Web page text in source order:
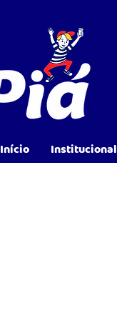
Início Institucional